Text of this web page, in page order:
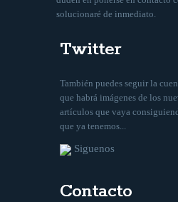
solucionaré de inmediato.
Twitter
También puedes seguir la
que habrá imágenes de los
artículos que vaya
que ya tenemos...
Siguenos
Contacto